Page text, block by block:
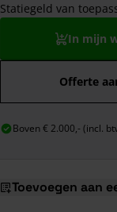
Statiegeld van
In mijn
Offerte
Boven € 2.000,- (incl.
Toevoegen aan